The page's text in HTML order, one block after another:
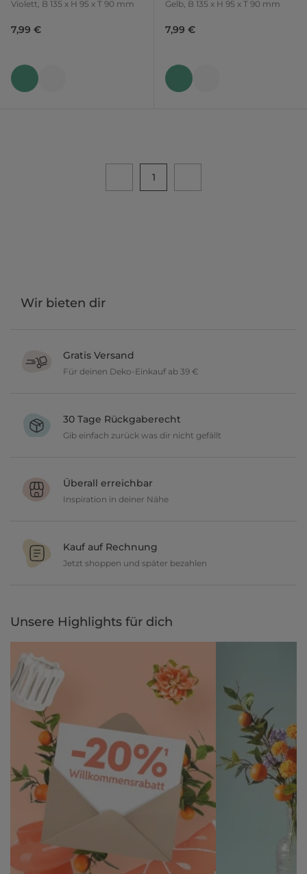
Violett, B 135 x H 95 x T 90 mm
7,99 €
Gelb, B 135 x H 95 x T 90 mm
7,99 €
1
Wir bieten dir
Gratis Versand
Für deinen Deko-Einkauf ab 39 €
30 Tage Rückgaberecht
Gib einfach zurück was dir nicht gefällt
Überall erreichbar
Inspiration in deiner Nähe
und lasse dich inspirieren.
Kauf auf Rechnung
Jetzt shoppen und später bezahlen
Unsere Highlights für dich